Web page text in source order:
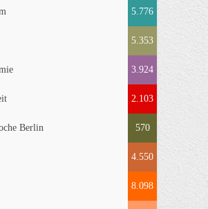
5.776
5.353
3.924
2.103
Berlin 570
4.550
8.098